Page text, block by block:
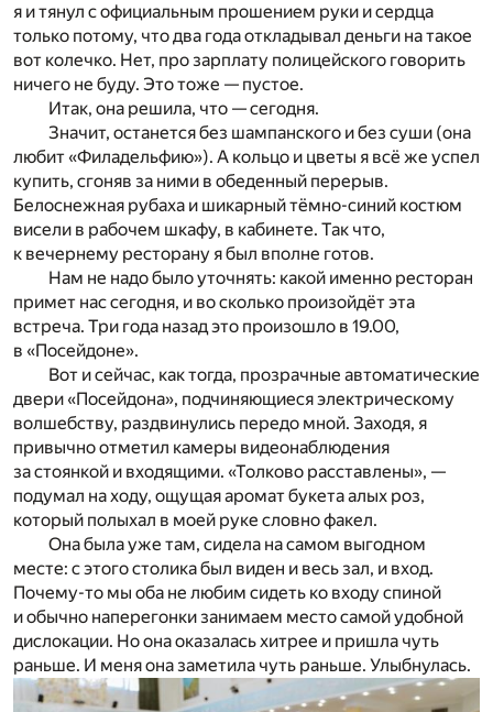
я и тянул с официальным прошением руки и сердца
только потому, что два года откладывал деньги на такое
вот колечко. Нет, про зарплату полицейского говорить
ничего не буду. Это тоже — пустое.
Итак, она решила, что — сегодня.
Значит, останется без шампанского и без суши (она
любит «Филадельфию»). А кольцо и цветы я всё же успел
купить, сгоняв за ними в обеденный перерыв.
Белоснежная рубаха и шикарный тёмно-синий костюм
висели в рабочем шкафу, в кабинете. Так что,
к вечернему ресторану я был вполне готов.
Нам не надо было уточнять: какой именно ресторан
примет нас сегодня, и во сколько произойдёт эта
встреча. Три года назад это произошло в 19.00,
в «Посейдоне».
Вот и сейчас, как тогда, прозрачные автоматические
двери «Посейдона», подчиняющиеся электрическому
волшебству, раздвинулись передо мной. Заходя, я
привычно отметил камеры видеонаблюдения
за стоянкой и входящими. «Толково расставлены», —
подумал на ходу, ощущая аромат букета алых роз,
который полыхал в моей руке словно факел.
Она была уже там, сидела на самом выгодном
месте: с этого столика был виден и весь зал, и вход.
Почему-то мы оба не любим сидеть ко входу спиной
и обычно наперегонки занимаем место самой удобной
дислокации. Но она оказалась хитрее и пришла чуть
раньше. И меня она заметила чуть раньше. Улыбнулась.